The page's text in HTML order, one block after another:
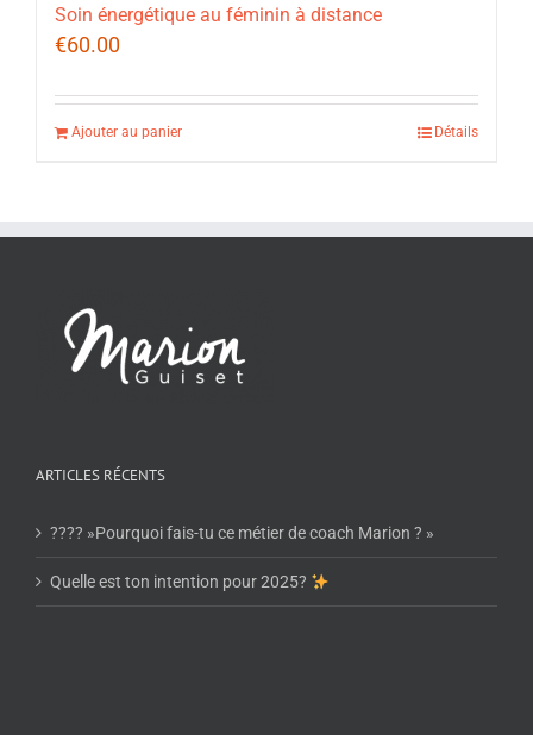
Soin énergétique au féminin à distance
€60.00
Ajouter au panier Détails
ARTICLES RÉCENTS
???? »Pourquoi fais-tu ce métier de coach Marion ? »
Quelle est ton intention pour 2025?